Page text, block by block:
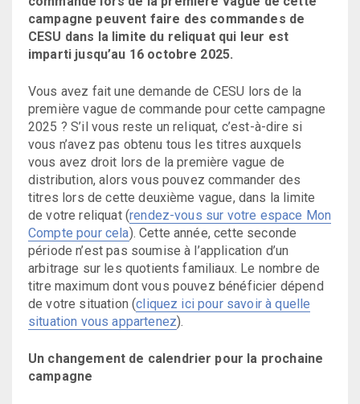
campagne peuvent faire des commandes de
CESU dans la limite du reliquat qui leur est
imparti jusqu’au 16 octobre 2025.
Vous avez fait une demande de CESU lors de la
première vague de commande pour cette campagne
2025 ? S’il vous reste un reliquat, c’est-à-dire si
vous n’avez pas obtenu tous les titres auxquels
vous avez droit lors de la première vague de
distribution, alors vous pouvez commander des
titres lors de cette deuxième vague, dans la limite
de votre reliquat (rendez-vous sur votre espace Mon
Compte pour cela). Cette année, cette seconde
période n’est pas soumise à l’application d’un
arbitrage sur les quotients familiaux. Le nombre de
titre maximum dont vous pouvez bénéficier dépend
de votre situation (cliquez ici pour savoir à quelle
situation vous appartenez).
Un changement de calendrier pour la prochaine
campagne